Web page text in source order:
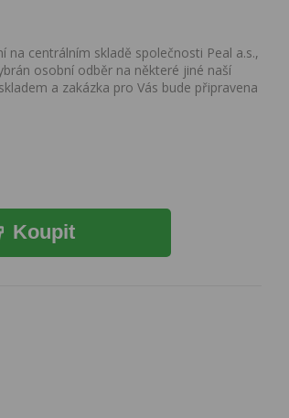
centrálním skladě společnosti Peal a.s.,
osobní odběr na některé jiné naší
a zakázka pro Vás bude připravena
Koupit